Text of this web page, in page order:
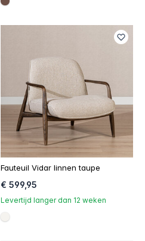
#6e5148
Fauteuil Vidar linnen taupe
€ 599,95
Levertijd langer dan 12 weken
#f5f3ef